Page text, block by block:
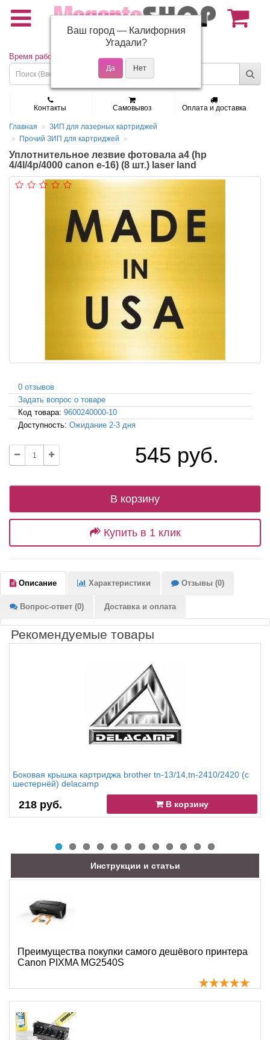
(495) 150-01-37
Время работы: Пн - Пт 9:30 - 19:00
Контакты Самовывоз Оплата и доставка
Главная
ЗИП для лазерных картриджей
Прочий ЗИП для картриджей
Уплотнительное лезвие фотовала a4 (hp
4/4l/4p/4000 canon e-16) (8 шт.) laser land
0 отзывов
Задать вопрос о товаре
Код товара: 9600240000-10
Доступность: Ожидание 2-3 дня
545 руб.
В корзину
Купить в 1 клик
Описание Характеристики Отзывы (0)
Вопрос-ответ (0) Доставка и оплата
Рекомендуемые товары
Боковая крышка картриджа brother tn-13/14,tn-2410/2420 (с
шестернёй) delacamp
218 руб. В корзину
Инструкции и статьи
Преимущества покупки самого дешёвого принтера
Canon PIXMA MG2540S
Ваш город — Калифорния
Угадали?